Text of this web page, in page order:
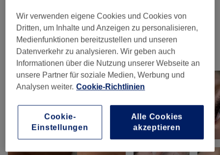
Permanent Make-Up (4 ) ab 100 €
Unsere Arbeit
Bild anklicken für weitere Details
Wir verwenden eigene Cookies und Cookies von
Dritten, um Inhalte und Anzeigen zu personalisieren,
Medienfunktionen bereitzustellen und unseren
Datenverkehr zu analysieren. Wir geben auch
Informationen über die Nutzung unserer Webseite an
unsere Partner für soziale Medien, Werbung und
Analysen weiter. Cookie-Richtlinien
Cookie-
Einstellungen
Alle Cookies
akzeptieren